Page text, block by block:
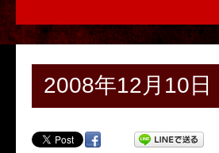
2008年12月10日